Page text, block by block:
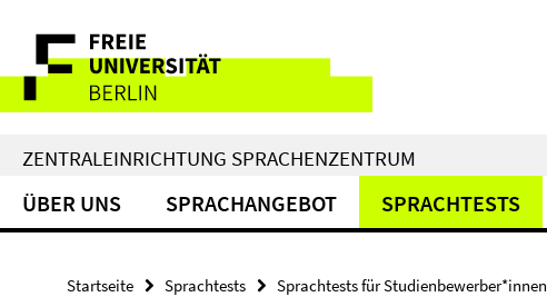
direkt
Inhalt
Service-
Navigation
ZENTRALEINRICHTUNG SPRACHENZENTRUM
ÜBER UNS SPRACHANGEBOT SPRACHTESTS
Startseite Sprachtests Sprachtests für Studienbewerber*innen